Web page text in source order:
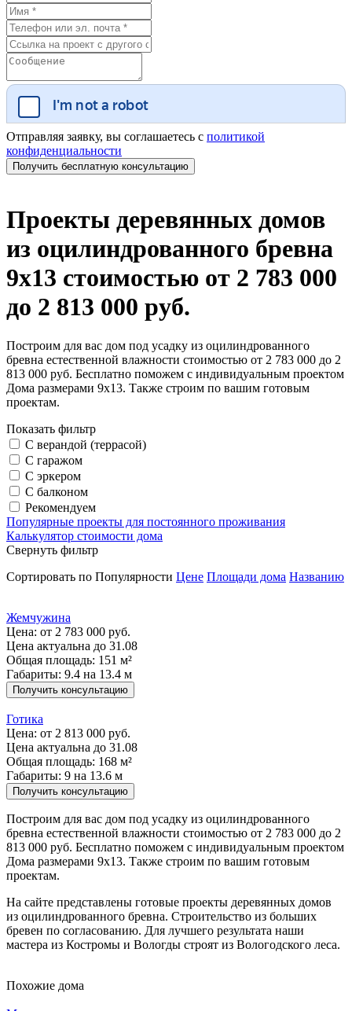
Отправляя заявку, вы соглашаетесь с политикой
конфиденциальности
Проекты деревянных домов
из оцилиндрованного бревна
9х13 стоимостью от 2 783 000
до 2 813 000 руб.
Построим для вас дом под усадку из оцилиндрованного
бревна естественной влажности стоимостью от 2 783 000 до 2
813 000 руб. Бесплатно поможем с индивидуальным проектом
Дома размерами 9х13. Также строим по вашим готовым
проектам.
Показать фильтр
С верандой (террасой)
С гаражом
С эркером
С балконом
Рекомендуем
Популярные проекты для постоянного проживания
Калькулятор стоимости дома
Свернуть фильтр
Сортировать по Популярности Цене Площади дома Названию
Жемчужина
Цена: от 2 783 000 руб.
Цена актуальна до 31.08
Общая площадь: 151 м²
Габариты: 9.4 на 13.4 м
Получить консультацию
Готика
Цена: от 2 813 000 руб.
Цена актуальна до 31.08
Общая площадь: 168 м²
Габариты: 9 на 13.6 м
Получить консультацию
Построим для вас дом под усадку из оцилиндрованного
бревна естественной влажности стоимостью от 2 783 000 до 2
813 000 руб. Бесплатно поможем с индивидуальным проектом
Дома размерами 9х13. Также строим по вашим готовым
проектам.
На сайте представлены готовые проекты деревянных домов
из оцилиндрованного бревна. Строительство из больших
бревен по согласованию. Для лучшего результата наши
мастера из Костромы и Вологды строят из Вологодского леса.
Похожие дома